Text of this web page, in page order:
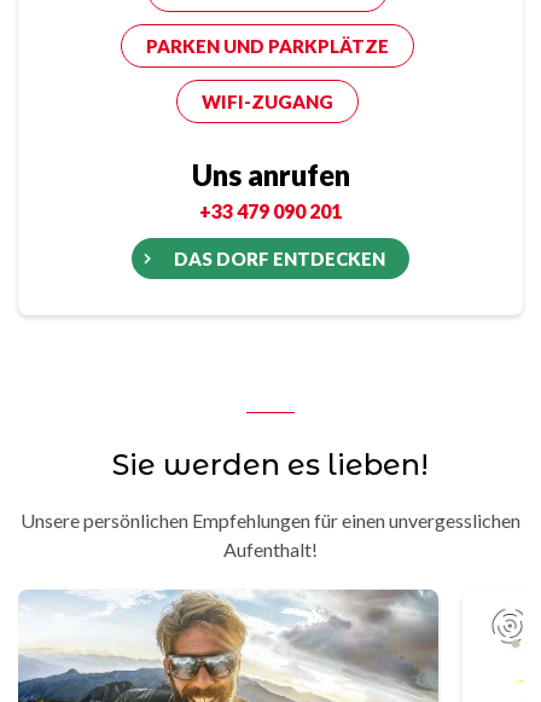
PARKEN UND PARKPLÄTZE
WIFI-ZUGANG
Uns anrufen
+33 479 090 201
DAS DORF ENTDECKEN
Sie werden es lieben!
Unsere persönlichen Empfehlungen für einen unvergesslichen
Aufenthalt!